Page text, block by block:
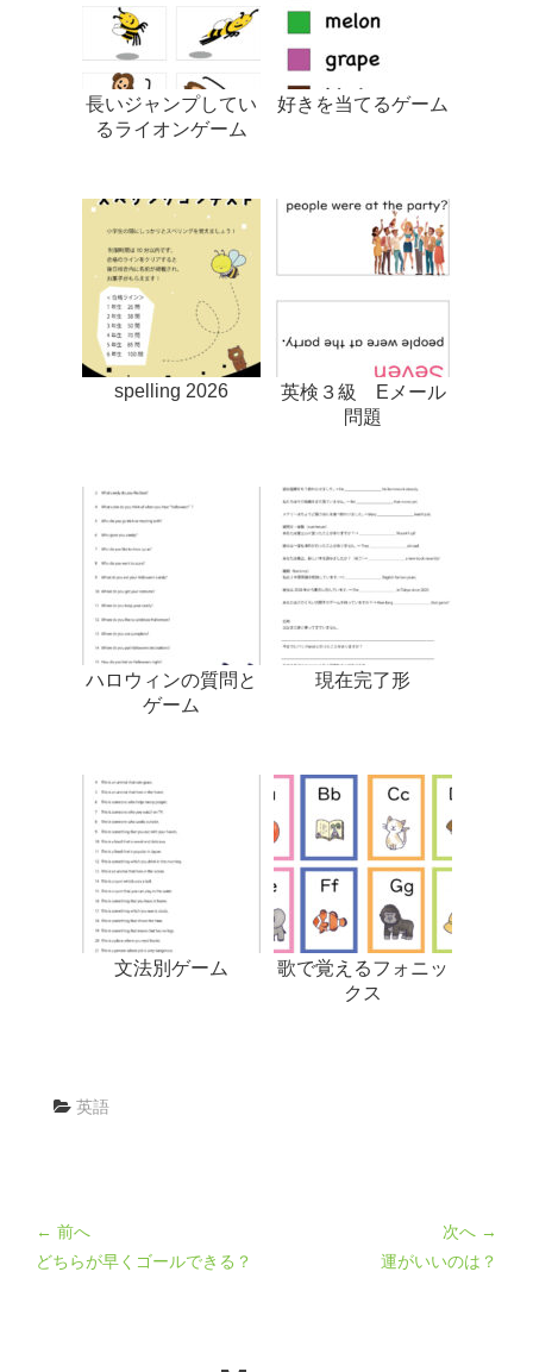
長いジャンプしてい
るライオンゲーム
好きを当てるゲーム
spelling 2026
英検３級 Eメール
問題
ハロウィンの質問と
ゲーム
現在完了形
文法別ゲーム
歌で覚えるフォニッ
クス
英語
← 前へ
どちらが早くゴールできる？
次へ →
運がいいのは？